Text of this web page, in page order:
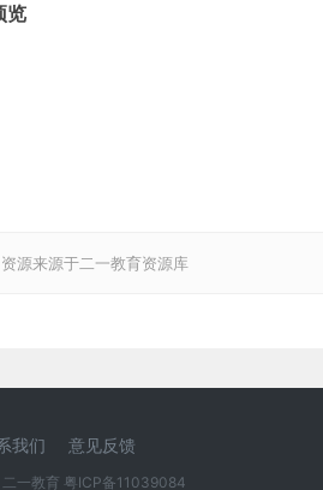
正确理解人机关系，能对生活中所
】
称为人机关系。
动二
粉笔板书
览
源来源于二一教育资源库
我们 意见反馈
一教育 粤ICP备11039084